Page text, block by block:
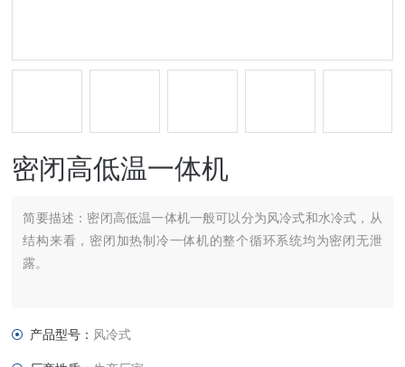
密闭高低温一体机
简要描述： 密闭高低温一体机一般可以分为风冷式和水冷式，从
结构来看，密闭加热制冷一体机的整个循环系统均为密闭无泄
露。
产品型号： 风冷式